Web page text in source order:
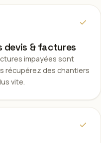
devis & factures
impayées sont
récupérez des chantiers
vite.